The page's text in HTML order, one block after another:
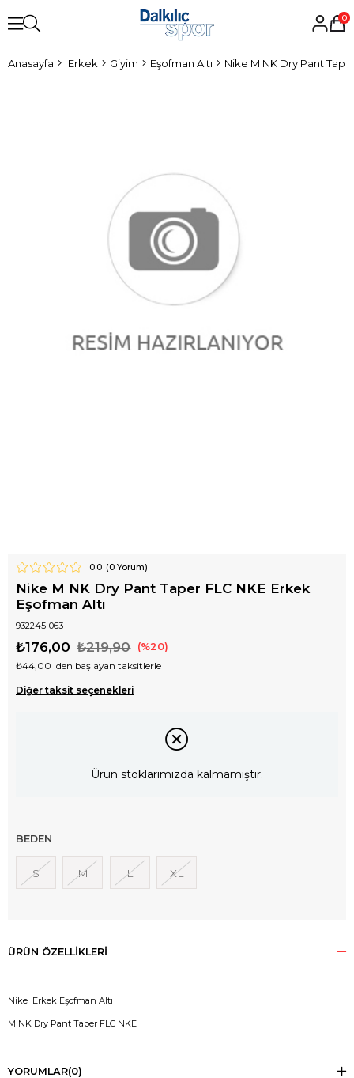
0
Anasayfa Erkek Giyim Eşofman Altı
0.0 (0Yorum)
Nike M NK Dry Pant Taper FLC NKE Erkek
Eşofman Altı
932245-063
₺219,90
₺176,00 20
₺44,00 'den başlayan taksitlerle
Diğer taksit seçenekleri
Ürün stoklarımızda kalmamıştır.
BEDEN
S M L XL
ÜRÜN ÖZELLIKLERI
Nike Erkek Eşofman Altı
M NK Dry Pant Taper FLC NKE
YORUMLAR(0)